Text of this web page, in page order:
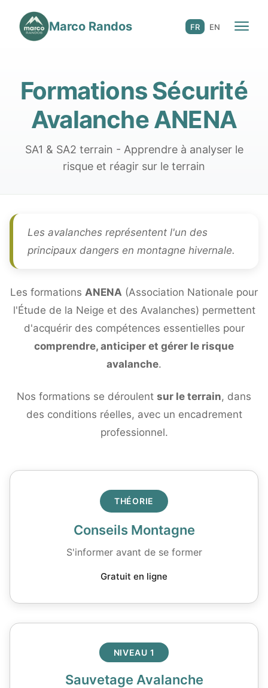
Marco Randos
☀️ 3 saisons FR EN
Formations Sécurité
Avalanche ANENA
SA1 & SA2 terrain - Apprendre à analyser le
risque et réagir sur le terrain
Les avalanches représentent l'un des
principaux dangers en montagne hivernale.
Les formations ANENA (Association Nationale pour
l'Étude de la Neige et des Avalanches) permettent
d'acquérir des compétences essentielles pour
comprendre, anticiper et gérer le risque
avalanche.
Nos formations se déroulent sur le terrain, dans
des conditions réelles, avec un encadrement
professionnel.
THÉORIE
Conseils Montagne
S'informer avant de se former
Gratuit en ligne
NIVEAU 1
Sauvetage Avalanche